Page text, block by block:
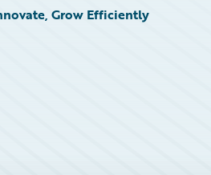
Grow Efficiently